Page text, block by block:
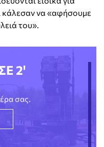
κάλεσαν να «αφήσουμε
του».
2'
σας.